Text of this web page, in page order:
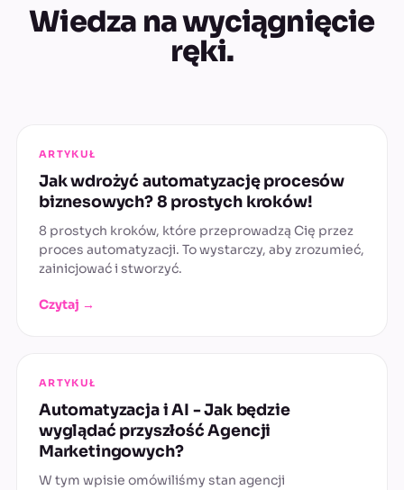
Wiedza na wyciągnięcie
ręki.
ARTYKUŁ
Jak wdrożyć automatyzację procesów
biznesowych? 8 prostych kroków!
8 prostych kroków, które przeprowadzą Cię przez
proces automatyzacji. To wystarczy, aby zrozumieć,
zainicjować i stworzyć.
Czytaj →
ARTYKUŁ
Automatyzacja i AI - Jak będzie
wyglądać przyszłość Agencji
Marketingowych?
W tym wpisie omówiliśmy stan agencji